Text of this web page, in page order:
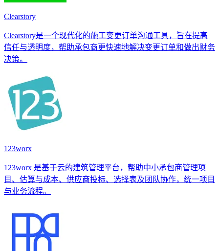
Clearstory
Clearstory是一个现代化的施工变更订单沟通工具，旨在提高
信任与透明度，帮助承包商更快速地解决变更订单和做出财务
决策。
123worx
123worx 是基于云的建筑管理平台，帮助中小承包商管理项
目、估算与成本、供应商投标、选择表及团队协作，统一项目
与业务流程。